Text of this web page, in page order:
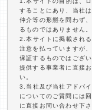
することにあり、当社
仲介等の形態を問わず
るものではありません。
2.本サイトに掲載され
注意を払っていますが
保証するものではござ
提供する事業者に直接
い。
3.当社及び当社アドバ
についてのご質問には
に直接お問い合わせ下さ